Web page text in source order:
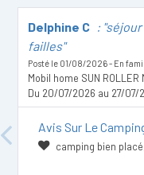
Previous
Delphine C :
failles"
Posté le 01/08/2026 - En
Mobil home SUN ROLLER
Du 20/07/2026 au 27/07/
Avis Sur Le
camping bien